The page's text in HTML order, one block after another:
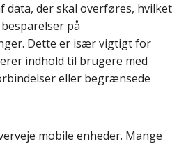
data, der skal overføres, hvilket
på
Dette er især vigtigt for
indhold til brugere med
eller begrænsede
mobile enheder. Mange